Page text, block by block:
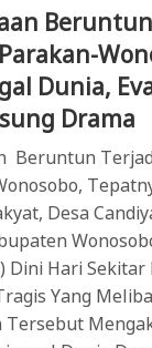
Dunia,
Drama
Beruntun
Desa
Dini Hari Sekitar
Yang
Tersebut